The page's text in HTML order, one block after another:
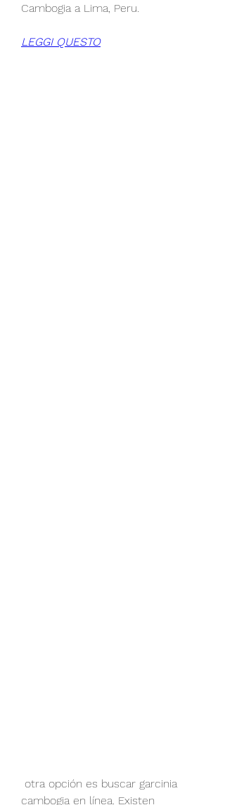
Cambogia a Lima, Peru.
LEGGI QUESTO
cambogia en línea. Existen